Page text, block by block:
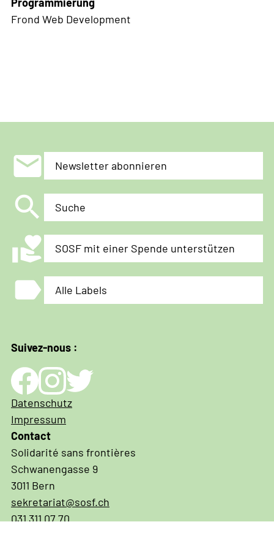
Frond Web Development
mail Newsletter abonnieren
search Suche
volunteer_activism SOSF mit einer Spende unterstützen
label Alle Labels
Suivez-nous :
Impressum
und
Datenschutz
Datenschutz
Impressum
Contact
Solidarité sans frontières
Schwanengasse 9
3011 Bern
sekretariat@sosf.ch
031 311 07 70